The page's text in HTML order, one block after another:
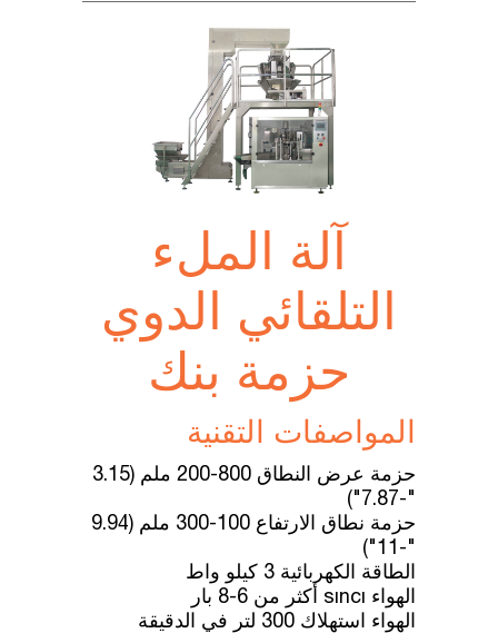
آلة الملء
التلقائي الدوي
حزمة بنك
المواصفات التقنية
حزمة عرض النطاق 800-200 ملم (3.15
"-7.87")
حزمة نطاق الارتفاع 100-300 ملم (9.94
"-11")
الطاقة الكهربائية 3 كيلو واط
الهواء sıncı أكثر من 6-8
بار
الهواء استهلاك 300 لتر في الدقيقة